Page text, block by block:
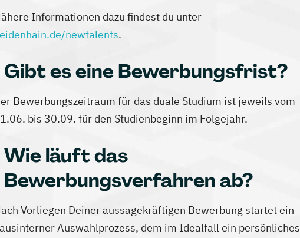
Informationen dazu findest du unter
newtalents.
Gibt es eine Bewerbungsfrist?
Bewerbungszeitraum für das duale Studium ist jeweils vom
bis 30.09. für den Studienbeginn im Folgejahr.
Wie läuft das
Bewerbungsverfahren ab?
Vorliegen Deiner aussagekräftigen Bewerbung startet ein
Auswahlprozess, dem im Idealfall ein persönliches